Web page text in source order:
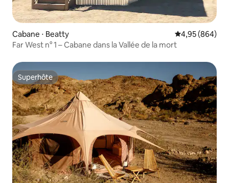
Cabane ⋅ Beatty Évaluation
4,95 (864)
Far West n° 1 – Cabane dans la Vallée de la mort
Superhôte
Superhôte